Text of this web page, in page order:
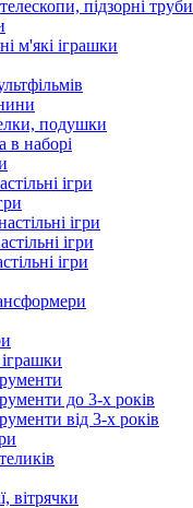
підзорні труби
м'які іграшки
подушки
в наборі
ігри
ігри
ігри
ігри
до 3-х років
від 3-х років
вітрячки